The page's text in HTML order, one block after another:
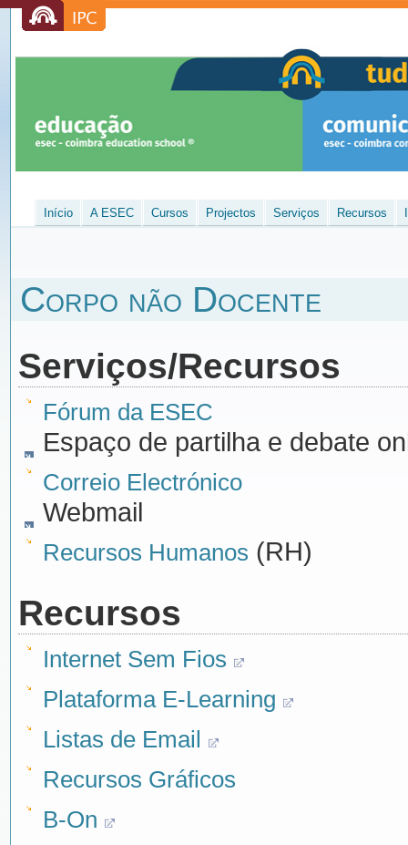
Início A ESEC Cursos Projectos Serviços Recursos
Corpo não Docente
Serviços/Recursos
Fórum da ESEC
Espaço de partilha e debate
Correio Electrónico
Webmail
Recursos Humanos (RH)
Recursos
Internet Sem Fios
Plataforma E-Learning
Listas de Email
Recursos Gráficos
B-On